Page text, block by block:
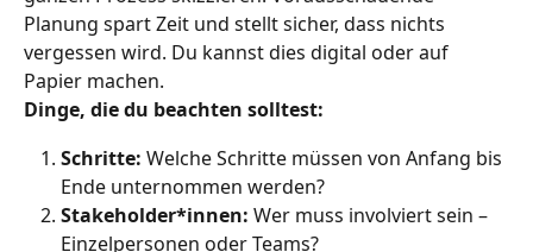
Planung spart Zeit und stellt sicher, dass nichts
vergessen wird. Du kannst dies digital oder auf
Papier machen.
Dinge, die du beachten solltest:
Schritte: Welche Schritte müssen von Anfang bis
Ende unternommen werden?
Stakeholder*innen: Wer muss involviert sein –
Einzelpersonen oder Teams?